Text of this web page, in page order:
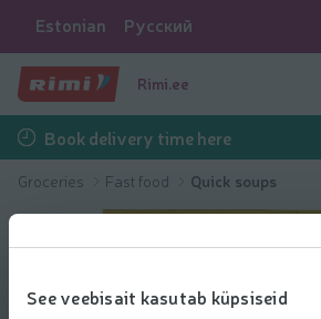
See veebisait kasutab küpsiseid
Estonian Русский
Rimi.ee
Book delivery time here
Groceries Fast food Quick soups